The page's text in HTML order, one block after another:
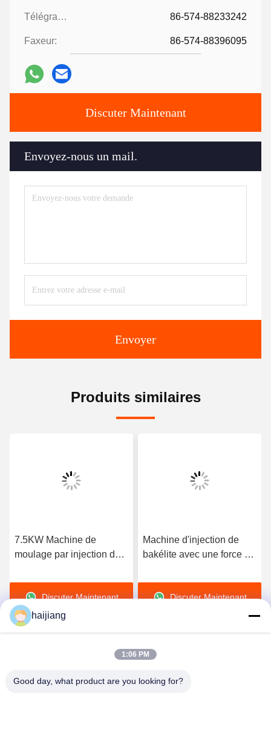
Télégramme: 86-574-88233242
Faxeur: 86-574-88396095
Discuter Maintenant
Envoyez-nous un mail.
Envoyer
Produits similaires
7.5KW Machine de
moulage par injection de
basé sur PLC ou
microprocesseur assurant
la production de moules
Discuter Maintenant
Machine d'injection de
bakélite avec une force de
tonnes, offrant une
précision de serrage et
Discuter Maintenant
Ningbo haijiang machinery manufacturing
haijiang
1:06 PM
Good day, what product are you looking for?